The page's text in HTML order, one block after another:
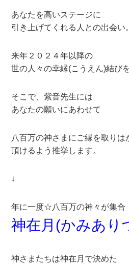
あなたを高いステージに
引き上げてくれる人との出会い。
来年２０２４年以降の
世の人々の幸縁(こうえん)結び
そこで、紫音先生には
あなたの願いにあわせて
八百万の神さまにご縁を取りは
頂けるよう推挙します。
↓
年に一度☆八百万の神々が集合
神在月(かみあり
神さまたちは神在月で決めた